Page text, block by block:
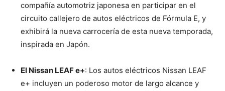
compañía automotriz japonesa en participar en el
circuito callejero de autos eléctricos de Fórmula E, y
exhibirá la nueva carrocería de esta nueva temporada,
inspirada en Japón.
El Nissan LEAF e+: Los autos eléctricos Nissan LEAF
e+ incluyen un poderoso motor de largo alcance y